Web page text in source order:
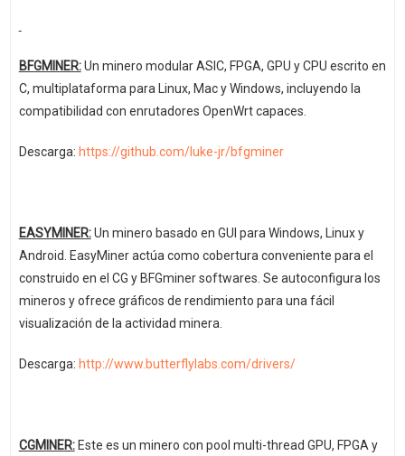
BFGMINER:Un minero modular ASIC, FPGA, GPU y CPU escrito en
C, multiplataforma para Linux, Mac y Windows, incluyendo la
compatibilidad con enrutadores OpenWrt capaces.
Descarga: https://github.com/luke-jr/bfgminer
EASYMINER:Un minero basado en GUI para Windows, Linux y
Android. EasyMiner actúa como cobertura conveniente para el
construido en el CG y BFGminer softwares. Se autoconfigura los
mineros y ofrece gráficos de rendimiento para una fácil
visualización de la actividad minera.
Descarga: http://www.butterflylabs.com/drivers/
CGMINER:Este es un minero con pool multi-thread GPU, FPGA y